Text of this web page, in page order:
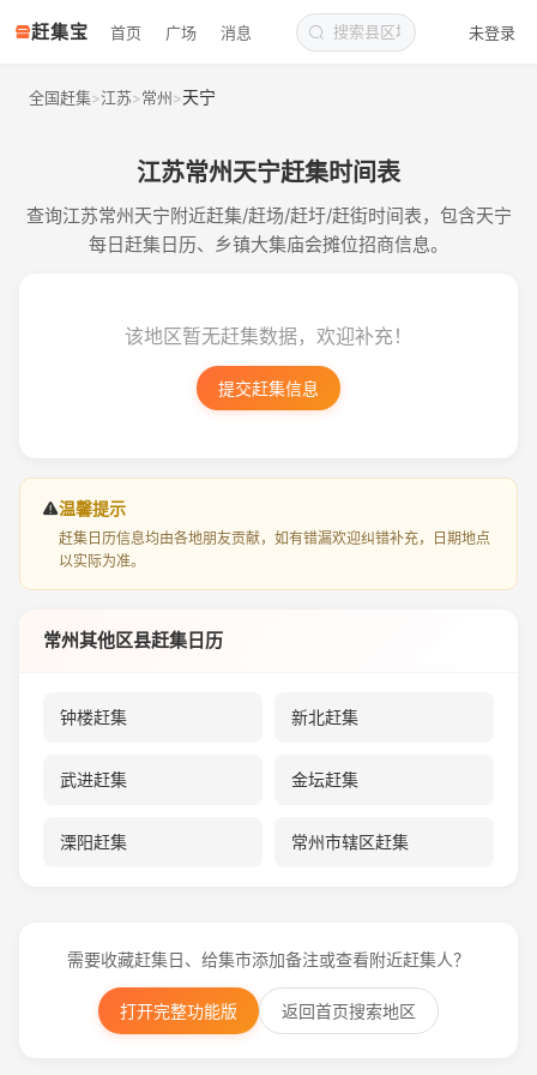
赶集宝 首页 广场 消息 未登录
全国赶集>江苏>常州>天宁
江苏常州天宁赶集时间表
查询江苏常州天宁附近赶集/赶场/赶圩/赶街时间表，包含天宁
每日赶集日历、乡镇大集庙会摊位招商信息。
该地区暂无赶集数据，欢迎补充！
提交赶集信息
温馨提示
赶集日历信息均由各地朋友贡献，如有错漏欢迎纠错补充，日期地点
以实际为准。
常州其他区县赶集日历
钟楼赶集 新北赶集
武进赶集 金坛赶集
溧阳赶集 常州市辖区赶集
需要收藏赶集日、给集市添加备注或查看附近赶集人？
打开完整功能版 返回首页搜索地区